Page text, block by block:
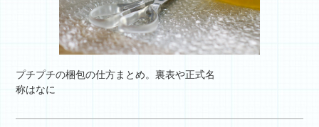
プチプチの梱包の仕方まとめ。裏表や正式名
称はなに